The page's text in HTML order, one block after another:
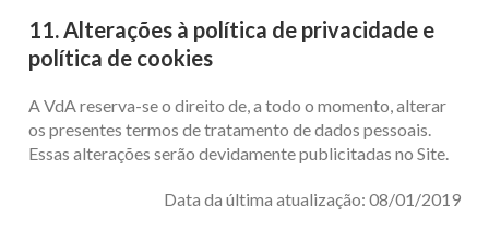
11. Alterações à política de privacidade e
política de cookies
A VdA reserva-se o direito de, a todo o momento, alterar
os presentes termos de tratamento de dados pessoais.
Essas alterações serão devidamente publicitadas no Site.
Data da última atualização: 08/01/2019